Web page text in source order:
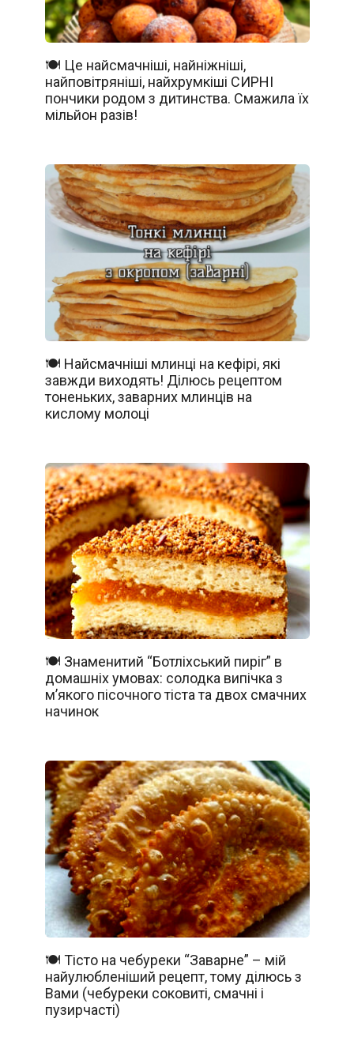
🍽️ Це найсмачніші, найніжніші,
найповітряніші, найхрумкіші СИРНІ
пончики родом з дитинства. Смажила їх
мільйон разів!
🍽️ Найсмачніші млинці на кефірі, які
завжди виходять! Ділюсь рецептом
тоненьких, заварних млинців на
кислому молоці
🍽️ Знаменитий “Ботліхський пиріг” в
домашніх умовах: солодка випічка з
м’якого пісочного тіста та двох смачних
начинок
🍽️ Тісто на чебуреки “Заварне” – мій
найулюбленіший рецепт, тому ділюсь з
Вами (чебуреки соковиті, смачні і
пузирчасті)